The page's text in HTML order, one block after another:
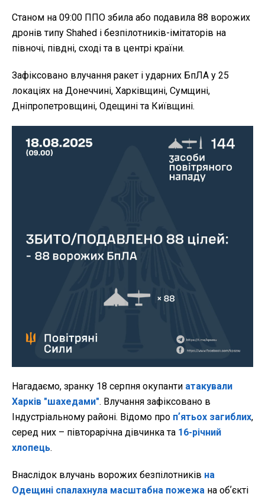
Станом на 09:00 ППО збила або подавила 88 ворожих
дронів типу Shahed і безпілотників-іміта­торів на
півночі, півдні, сході та в центрі країни.
Зафіксовано влучання ракет і ударних БпЛА у 25
локаціях на Донеччині, Харківщині, Сумщині,
Дніпропетровщині, Одещині та Київщині.
Нагадаємо, зранку 18 серпня окупанти атакували
Харків "шахедами". Влучання зафіксовано в
Індустріальному районі. Відомо про пʼятьох загиблих,
серед них – півторарічна дівчинка та 16-річний
хлопець.
Внаслідок влучань ворожих безпілотників на
Одещині спалахнула масштабна пожежа на обʼєкті